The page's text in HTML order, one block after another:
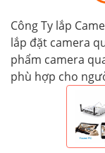
Công Ty lắp
lắp đặt camera
phẩm camera
phù hợp cho